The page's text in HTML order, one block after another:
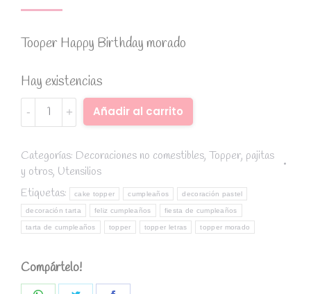
Tooper Happy Birthday morado
Hay existencias
Topper
Happy
letras
morado
con
acrílico
redondo
cm.
quantity
Añadir al carrito
Categorías: Decoraciones no comestibles, Topper, pajitas
y otros, Utensilios
Etiquetas:
cake topper cumpleaños decoración pastel
decoración tarta feliz cumpleaños fiesta de cumpleaños
tarta de cumpleaños topper topper letras topper morado
Compártelo!